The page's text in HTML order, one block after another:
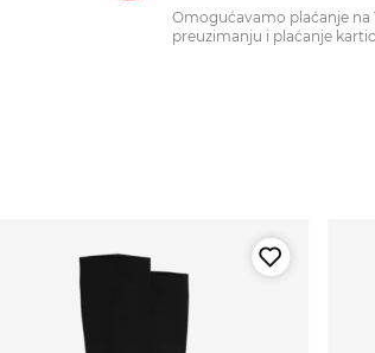
Omogućavamo plaćanje na
preuzimanju i plaćanje